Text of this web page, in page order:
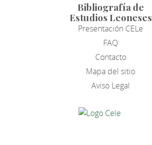
Bibliografía de
Estudios Leoneses
Presentación CELe
FAQ
Contacto
Mapa del sitio
Aviso Legal